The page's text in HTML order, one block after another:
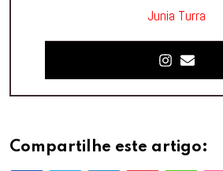
Junia Turra
Compartilhe este artigo: